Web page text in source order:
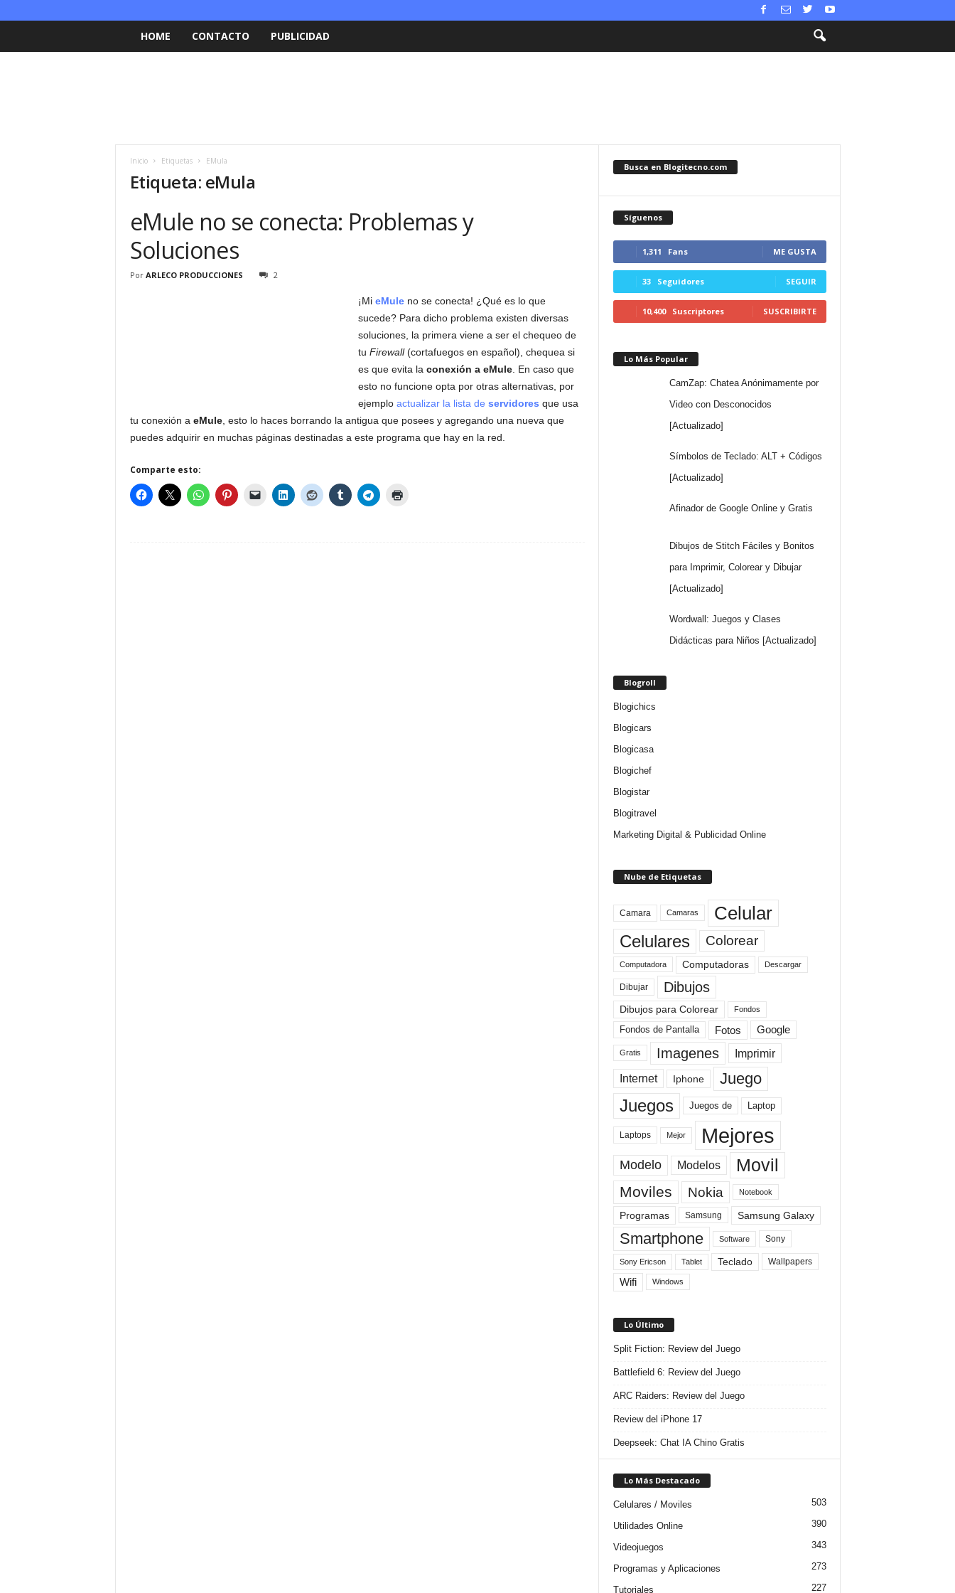
HOME CONTACTO PUBLICIDAD
Inicio Etiquetas EMula
Etiqueta: eMula
eMule no se conecta: Problemas y
Soluciones
Por ARLECO PRODUCCIONES 2
¡Mi eMuleno se conecta! ¿Qué es lo que
sucede? Para dicho problema existen diversas
soluciones, la primera viene a ser el chequeo de
tu Firewall(cortafuegos en español), chequea si
es que evita la conexión a eMule. En caso que
esto no funcione opta por otras alternativas, por
ejemplo actualizar la lista de servidores que usa
tu conexión a eMule, esto lo haces borrando la antigua que posees y agregando una nueva que
puedes adquirir en muchas páginas destinadas a este programa que hay en la red.
Comparte esto:
Busca en Blogitecno.com
Síguenos
1,311 Fans ME GUSTA
33 Seguidores SEGUIR
10,400 Suscriptores SUSCRIBIRTE
Lo Más Popular
CamZap: Chatea Anónimamente por
Video con Desconocidos
[Actualizado]
Símbolos de Teclado: ALT + Códigos
[Actualizado]
Afinador de Google Online y Gratis
Dibujos de Stitch Fáciles y Bonitos
para Imprimir, Colorear y Dibujar
[Actualizado]
Wordwall: Juegos y Clases
Didácticas para Niños [Actualizado]
Blogroll
Blogichics
Blogicars
Blogicasa
Blogichef
Blogistar
Blogitravel
Marketing Digital & Publicidad Online
Nube de Etiquetas
Camara Camaras Celular
Celulares Colorear
Computadora Computadoras Descargar
Dibujar Dibujos
Dibujos para Colorear Fondos
Fondos de Pantalla Fotos Google
Gratis Imagenes Imprimir
Internet Iphone Juego
Juegos Juegos de Laptop
Laptops Mejor Mejores
Modelo Modelos Movil
Moviles Nokia Notebook
Programas Samsung Samsung Galaxy
Smartphone Software Sony
Sony Ericson Tablet Teclado Wallpapers
Wifi Windows
Lo Último
Split Fiction: Review del Juego
Battlefield 6: Review del Juego
ARC Raiders: Review del Juego
Review del iPhone 17
Deepseek: Chat IA Chino Gratis
Lo Más Destacado
Celulares / Moviles 503
Utilidades Online 390
Videojuegos 343
Programas y Aplicaciones 273
Tutoriales 227